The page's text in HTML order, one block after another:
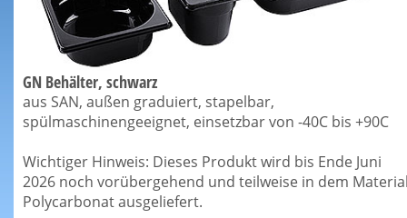
GN Behälter, schwarz
aus SAN, außen graduiert, stapelbar,
spülmaschinengeeignet, einsetzbar von -40C bis +90C
Wichtiger Hinweis: Dieses Produkt wird bis Ende Juni
2026 noch vorübergehend und teilweise in dem
Polycarbonat ausgeliefert.